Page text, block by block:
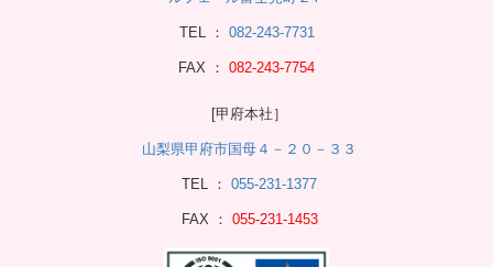
TEL ： 082-243-7731
FAX ： 082-243-7754
[甲府本社］
山梨県甲府市国母４－２０－３３
TEL ： 055-231-1377
FAX ： 055-231-1453